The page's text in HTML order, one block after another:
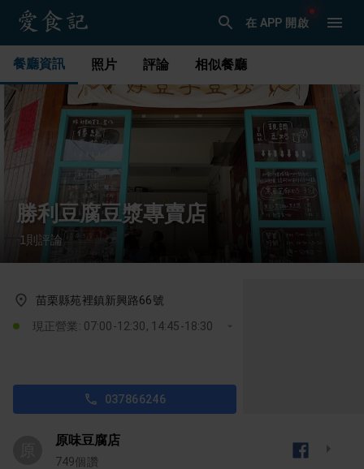
在 APP 開啟
餐廳資訊 照片 評論 相似餐廳
勝利豆腐豆漿專賣店
· 1 則評論
苗栗縣苑裡鎮新興路66號
現正營業: 07:00-12:30, 14:45-18:30
037866246
原味豆腐店
749個讚